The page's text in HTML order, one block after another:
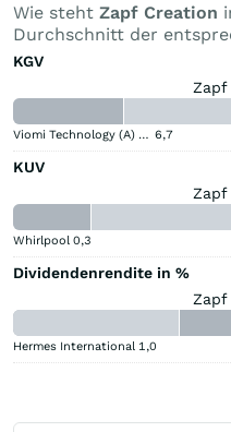
Wie steht Zapf Creation
Durchschnitt der
KGV
Zapf
Viomi Technology (A) (A) 6,7
KUV
Zapf
Whirlpool 0,3
Dividendenrendite in %
Zapf
Hermes International 1,0